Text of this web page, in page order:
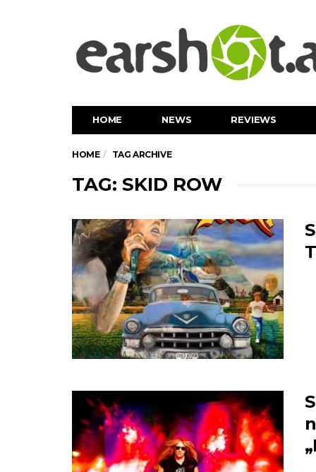
HOME NEWS REVIEWS
HOME TAG ARCHIVE
TAG: SKID ROW